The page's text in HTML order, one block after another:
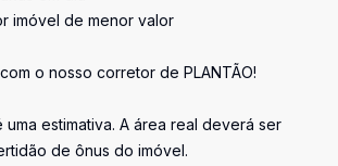
imóvel de menor valor
o nosso corretor de PLANTÃO!
uma estimativa. A área real deverá ser
de ônus do imóvel.